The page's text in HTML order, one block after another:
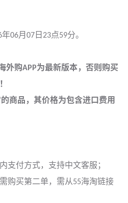
06月07日23点59分。
外购APP为最新版本，否则购买
商品，其价格为包含进口费用
支付方式，支持中文客服；
购买第二单，需从55海淘链接